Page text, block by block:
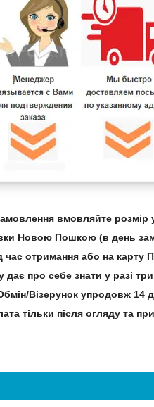
вмовляйте розмір
Новою Пошкою (в день
час отримання або на карту
дає про себе знати у разі
Візерунок упродовж 14
тільки після огляду та